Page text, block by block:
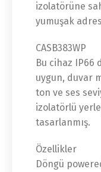
izolatörüne
yumuşak
CASB383WP
Bu cihaz IP66
uygun, duvar
ton ve ses
izolatörlü
tasarlanmış.
Özellikler
Döngü